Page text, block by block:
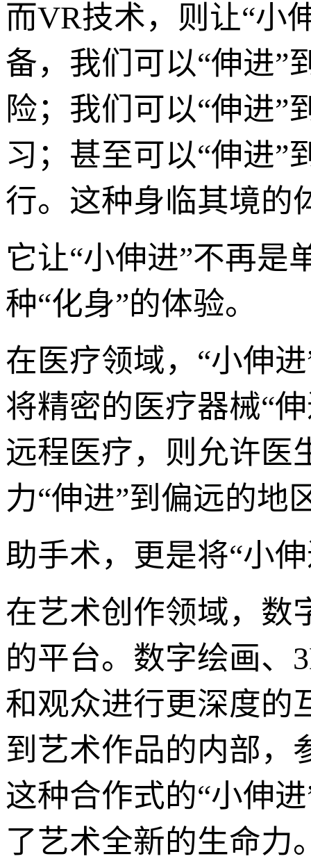
而VR技术，则让“小
备，我们可以“伸进”
险；我们可以“伸进”
习；甚至可以“伸进”
行。这种身临其境的
它让“小伸进”不再是
种“化身”的体验。
在医疗领域，“小伸
将精密的医疗器械“
远程医疗，则允许医
力“伸进”到偏远的地
助手术，更是将“小
在艺术创作领域，数
的平台。数字绘画、
和观众进行更深度的
到艺术作品的内部，
这种合作式的“小伸
了艺术全新的生命力